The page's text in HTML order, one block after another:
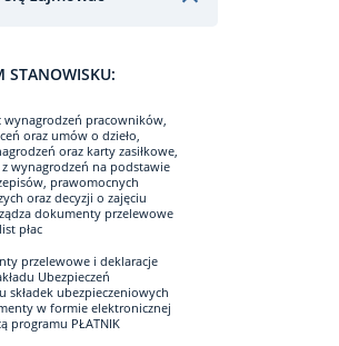
STANOWISKU:
wynagrodzeń pracowników,
oraz umów o dzieło,
oraz karty zasiłkowe,
wynagrodzeń na podstawie
prawomocnych
oraz decyzji o zajęciu
dokumenty przelewowe
płac
przelewowe i deklaracje
Ubezpieczeń
składek ubezpieczeniowych
w formie elektronicznej
programu PŁATNIK